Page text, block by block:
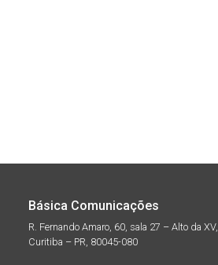
Básica Comunicações
R. Fernando Amaro, 60, sala 27 – Alto da XV,
Curitiba – PR, 80045-080